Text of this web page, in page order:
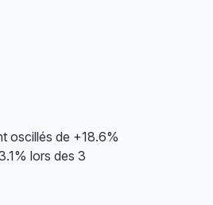
oscillés de +18.6%
lors des 3